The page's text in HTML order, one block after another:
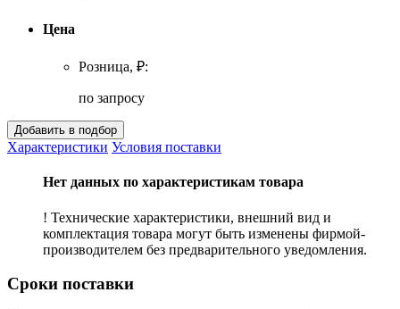
Цена
Розница, ₽:
по запросу
Характеристики Условия поставки
Нет данных по характеристикам товара
! Технические характеристики, внешний вид и
комплектация товара могут быть изменены фирмой-
производителем без предварительного уведомления.
Сроки поставки